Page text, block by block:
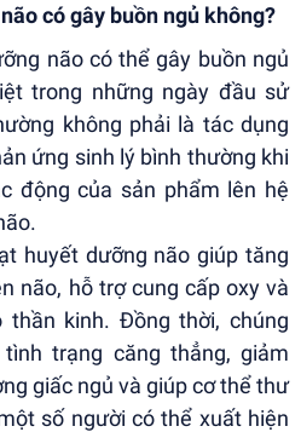
có gây buồn ngủ không?
não có thể gây buồn ngủ
trong những ngày đầu sử
không phải là tác dụng
ứng sinh lý bình thường khi
động của sản phẩm lên hệ
huyết dưỡng não giúp tăng
não, hỗ trợ cung cấp oxy và
kinh. Đồng thời, chúng
trạng căng thẳng, giảm
giấc ngủ và giúp cơ thể thư
số người có thể xuất hiện